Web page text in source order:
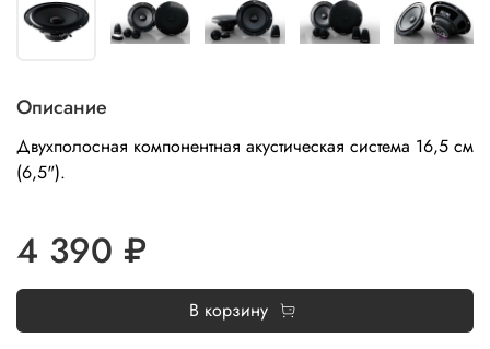
Описание
Двухполосная компонентная акустическая система 16,5 см
(6,5").
4 390 ₽
В корзину